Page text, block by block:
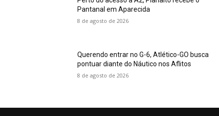
Pantanal em Aparecida
8 de agosto de 2026
Querendo entrar no G-6, Atlético-GO busca
pontuar diante do Náutico nos Aflitos
8 de agosto de 2026